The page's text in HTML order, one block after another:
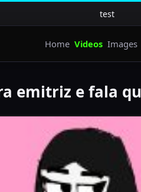
test
Home Videos Images
emitriz e fala